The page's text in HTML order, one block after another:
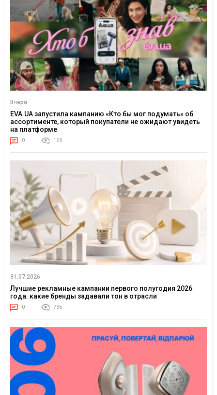
Вчера
EVA.UA запустила кампанию «Кто бы мог подумать» об
ассортименте, который покупатели не ожидают увидеть
на платформе
0 169
31.07.2026
Лучшие рекламные кампании первого полугодия 2026
года: какие бренды задавали тон в отрасли
0 736